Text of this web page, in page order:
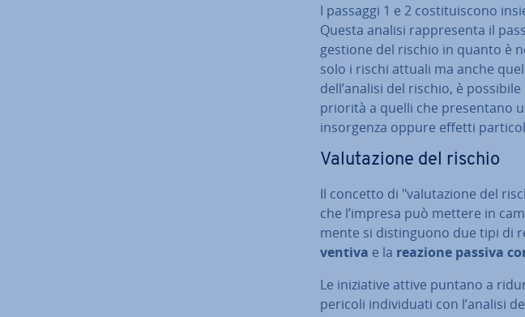
I passaggi 1 e 2 co­sti­tui­sco­no
Questa analisi rap­pre­sen­ta il
gestione del rischio in quanto è
solo i rischi attuali ma anche
dell’analisi del rischio, è
priorità a quelli che pre­sen­ta­no
in­sor­gen­za oppure effetti
Va­lu­ta­zio­ne del rischio
Il concetto di "va­lu­ta­zio­ne del
che l’impresa può mettere in
men­te si di­stin­guo­no due tipi di
ven­ti­va e la reazione passiva
Le ini­zia­ti­ve attive puntano a
pericoli in­di­vi­dua­ti con l’analisi